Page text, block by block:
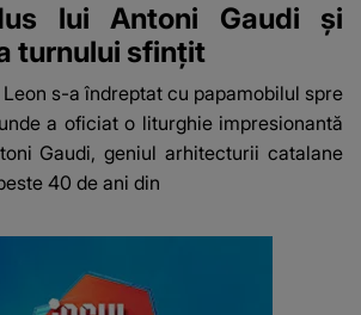
lui Antoni Gaudi și
turnului sfințit
Leon s-a îndreptat cu papamobilul spre
a oficiat o liturghie impresionantă
Gaudi, geniul arhitecturii catalane
40 de ani din